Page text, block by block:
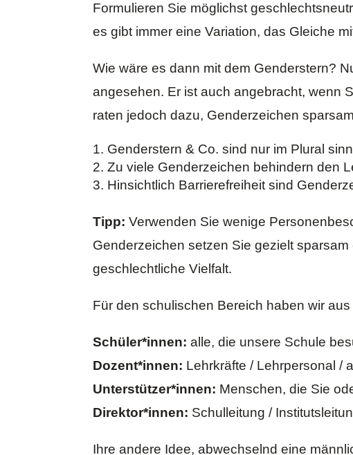
Formulieren Sie möglichst
es gibt immer eine Variation, das Gleiche
Wie wäre es dann mit dem Genderstern?
angesehen. Er ist auch angebracht, wenn
raten jedoch dazu, Genderzeichen
Genderstern & Co. sind nur im Plural
Zu viele Genderzeichen behindern den
Hinsichtlich Barrierefreiheit sind
Tipp: Verwenden Sie wenige
Genderzeichen setzen Sie gezielt
geschlechtliche Vielfalt.
Für den schulischen Bereich haben wir
Schüler*innen: alle, die unsere Schule
Dozent*innen: Lehrkräfte / Lehrpersonal /
Unterstützer*innen: Menschen, die Sie
Direktor*innen: Schulleitung /
Ihre andere Idee, abwechselnd eine